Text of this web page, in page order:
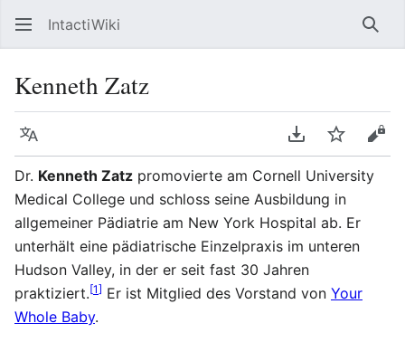
IntactiWiki
Kenneth Zatz
Sprache PDF
Dr. Kenneth Zatz promovierte am Cornell University
Medical College und schloss seine Ausbildung in
allgemeiner Pädiatrie am New York Hospital ab. Er
unterhält eine pädiatrische Einzelpraxis im unteren
Hudson Valley, in der er seit fast 30 Jahren
praktiziert.[1] Er ist Mitglied des Vorstand von Your
Whole Baby.